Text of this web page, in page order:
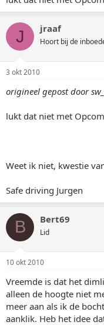
J jraaf
Hoort bij de
3 okt 2010
origineel gepost door
lukt dat niet met
Weet ik niet, kwestie
Safe driving Jurgen
B Bert69
Lid
10 okt 2010
Vreemde is dat het
alleen de hoogte niet
meer aan als ik de
aanklik. Heb het idee